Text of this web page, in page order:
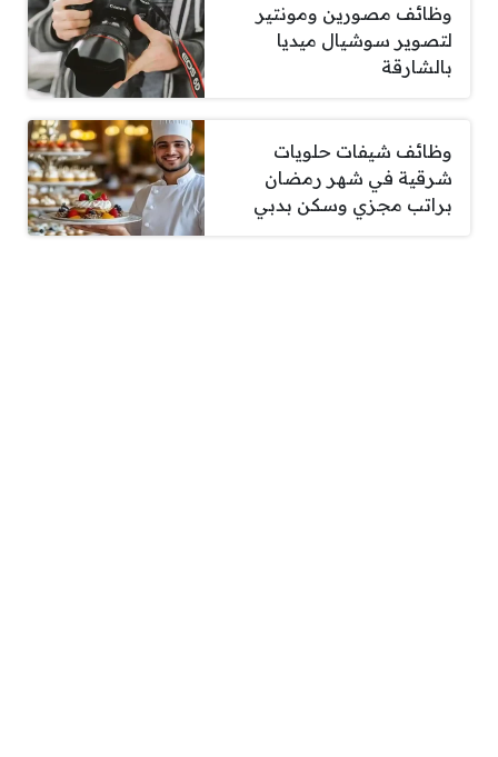
وظائف مصورين ومونتير
لتصوير سوشيال ميديا
بالشارقة
وظائف شيفات حلويات
شرقية في شهر رمضان
براتب مجزي وسكن بدبي